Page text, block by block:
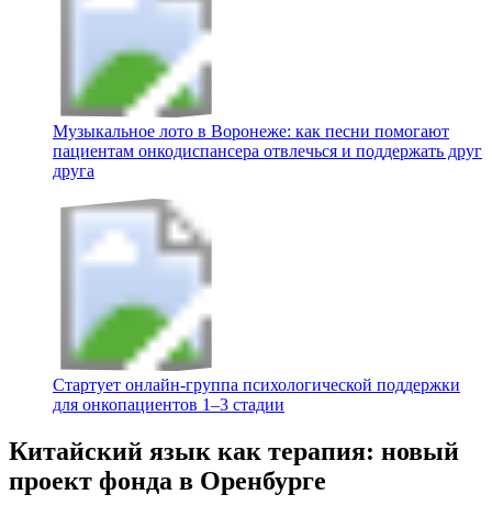
Музыкальное лото в Воронеже: как песни помогают
пациентам онкодиспансера отвлечься и поддержать друг
друга
Стартует онлайн‑группа психологической поддержки
для онкопациентов 1–3 стадии
Китайский язык как терапия: новый
проект фонда в Оренбурге